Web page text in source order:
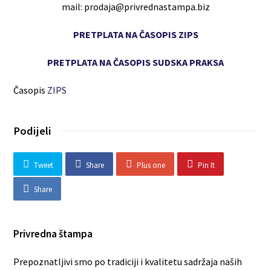
mail: prodaja@privrednastampa.biz
PRETPLATA NA ČASOPIS ZIPS
PRETPLATA NA ČASOPIS SUDSKA PRAKSA
Časopis ZIPS
Podijeli
Tweet Share Plus one Pin It
Share
Privredna štampa
Prepoznatljivi smo po tradiciji i kvalitetu sadržaja naših